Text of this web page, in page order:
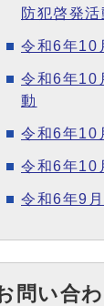
防犯啓発活
令和6年10
令和6年10
動
令和6年10
令和6年10
令和6年9
問い合